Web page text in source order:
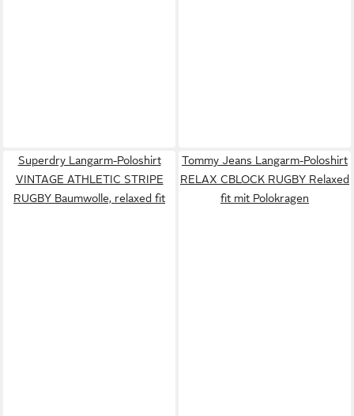
Superdry Langarm-Poloshirt
VINTAGE ATHLETIC STRIPE
RUGBY Baumwolle, relaxed fit
Tommy Jeans Langarm-Poloshirt
RELAX CBLOCK RUGBY Relaxed
fit mit Polokragen